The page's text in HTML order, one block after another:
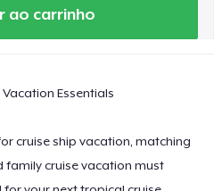
ao carrinho
Essentials
cruise ship vacation, matching
family cruise vacation must
Tee